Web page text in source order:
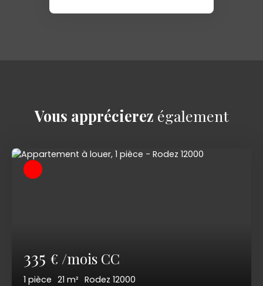
Vous apprécierez également
335 € /mois CC
1 pièce 21 m² Rodez 12000